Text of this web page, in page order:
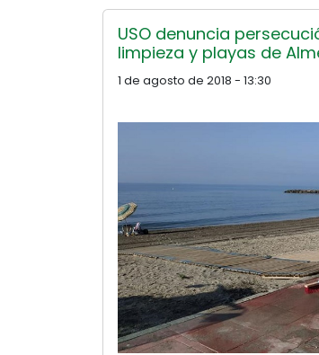
USO denuncia
limpieza y playas de
1 de agosto de 2018 - 13:30